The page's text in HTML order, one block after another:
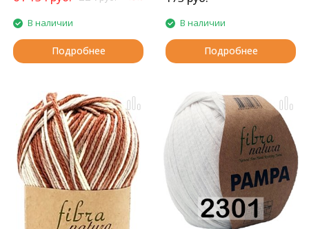
В наличии
Подробнее
В наличии
Подробнее